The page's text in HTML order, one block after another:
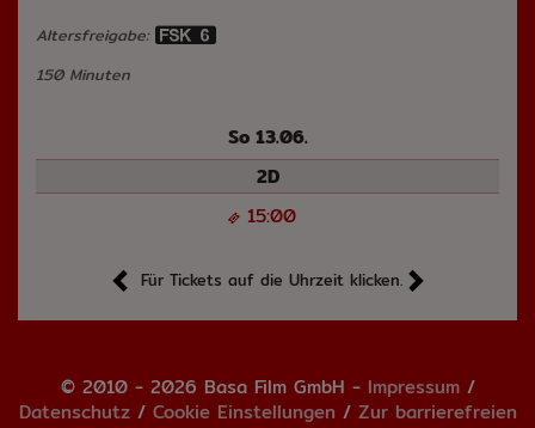
Altersfreigabe:
150 Minuten
So 13.06.
2D
15:00
Für Tickets auf die Uhrzeit klicken.
© 2010 - 2026 Basa Film GmbH - Impressum/
Datenschutz/ Cookie Einstellungen / Zur barrierefreien